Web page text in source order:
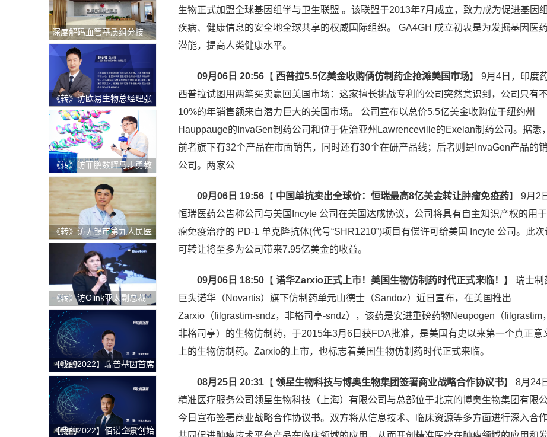
深度解码血管基质组分技
术：重塑退行性骨关节炎治
疗新格局与医疗出海中东新
机遇
《转》访欧易生物总经理张
志明：持续逆势快速增长！
破解科研服务"不可能三
角"的硬核逻辑
《转》访菲鹏数辉马步勇教
授｜AI与分子模拟引领生物
医药创新，“构象选择机制”
开辟药物动态设计新纪元
《转》访无锡市第九人民医
院科教科主任赵刚
《转》访Olink亚太副总裁
Andrea Ballagi博士：新一
代蛋白组学如何加速精准医
疗新进程
【我的2022】瑞普基因首席
技术官王涛：发挥BT+AI双
引擎特色优势，推进AI技术
在精准医疗领域的临床落地
【我的2022】佰诺全景创始
生物正式加盟全球基因组学与卫生联盟 。该联盟于2013年7月成立，致力成为促进基因
疾病、健康信息的安全地全球共享的权威国际组织。 GA4GH 成立初衷是为发掘基因医
潜能，提高人类健康水平。
09月06日 20:56 【 西普拉5.5亿美金收购俩仿制药企抢滩美国市场】
9月4日，印度
西普拉试图用两笔买卖赢回美国市场：这家擅长挑战专利的公司突然意识到，公司只有
10%的年销售额来自潜力巨大的美国市场。 公司宣布以总价5.5亿美金收购位于纽约州
Hauppauge的InvaGen制药公司和位于佐治亚州Lawrenceville的Exelan制药公司。据悉，
前者旗下有32个产品在市面销售，同时还有30个在研产品线；后者则是InvaGen产品的
公司。两家公
09月06日 19:56 【 中国单抗卖出全球价：恒瑞最高8亿美金转让肿瘤免疫药】
9月2
恒瑞医药公告称公司与美国Incyte 公司在美国达成协议，公司将具有自主知识产权的用
瘤免疫治疗的 PD-1 单克隆抗体(代号“SHR1210”)项目有偿许可给美国 Incyte 公司。此次
可转让将至多为公司带来7.95亿美金的收益。
09月06日 18:50 【 诺华Zarxio正式上市！美国生物仿制药时代正式来临！ 】
瑞士制
巨头诺华（Novartis）旗下仿制药单元山德士（Sandoz）近日宣布，在美国推出
Zarxio（filgrastim-sndz，非格司亭-sndz），该药是安进重磅药物Neupogen（filgrastim，
非格司亭）的生物仿制药，于2015年3月6日获FDA批准，是美国有史以来第一个真正意
上的生物仿制药。Zarxio的上市，也标志着美国生物仿制药时代正式来临。
08月25日 20:31 【 领星生物科技与博奥生物集团签署商业战略合作协议书】
8月24
精准医疗服务公司领星生物科技（上海）有限公司与总部位于北京的博奥生物集团有限
今日宣布签署商业战略合作协议书。双方将从信息技术、临床资源等多方面进行深入合作